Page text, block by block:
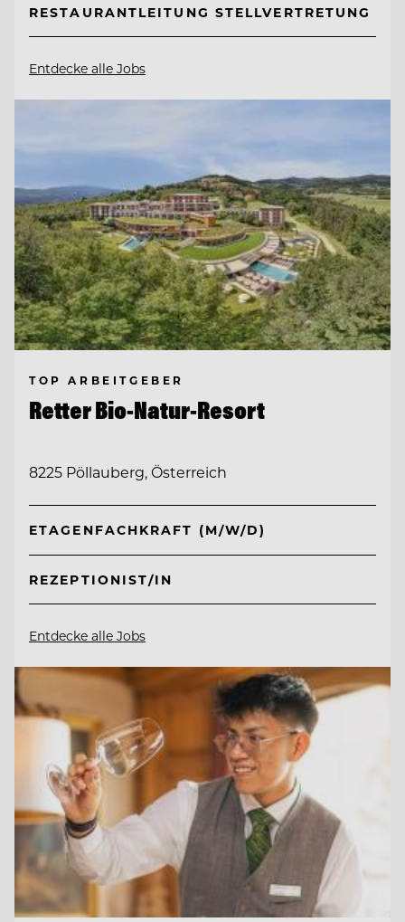
RESTAURANTLEITUNG STELLVERTRETUNG
Entdecke alle Jobs
TOP ARBEITGEBER
Retter Bio-Natur-Resort
8225 Pöllauberg, Österreich
ETAGENFACHKRAFT (M/W/D)
REZEPTIONIST/IN
Entdecke alle Jobs